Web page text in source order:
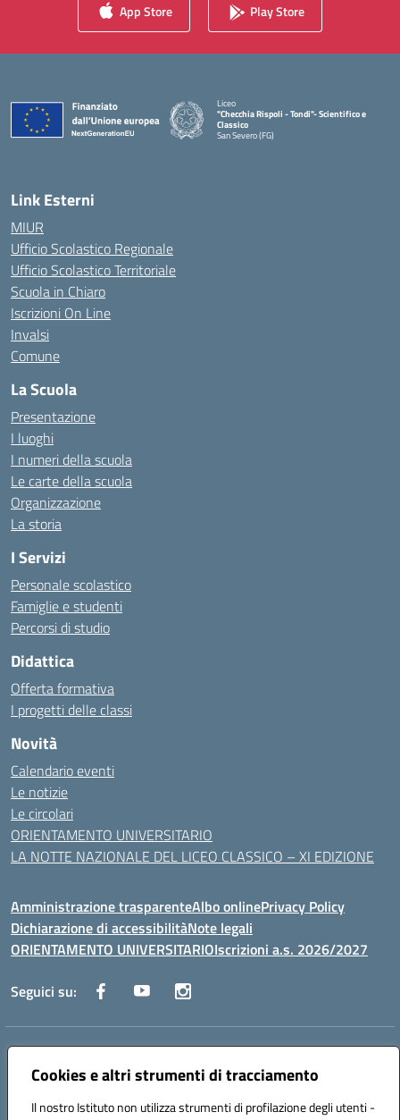
Cookies e altri strumenti di tracciamento
Il nostro Istituto non utilizza strumenti di profilazione degli utenti -
App Store Play Store
Liceo
"Checchia Rispoli - Tondi"- Scientifico e
Classico
San Severo (FG)
Link Esterni
MIUR
Ufficio Scolastico Regionale
Ufficio Scolastico Territoriale
Scuola in Chiaro
Iscrizioni On Line
Invalsi
Comune
La Scuola
Presentazione
I luoghi
I numeri della scuola
Le carte della scuola
Organizzazione
La storia
I Servizi
Personale scolastico
Famiglie e studenti
Percorsi di studio
Didattica
Offerta formativa
I progetti delle classi
Novità
Calendario eventi
Le notizie
Le circolari
ORIENTAMENTO UNIVERSITARIO
LA NOTTE NAZIONALE DEL LICEO CLASSICO – XI EDIZIONE
Amministrazione trasparenteAlbo onlinePrivacy Policy
Dichiarazione di accessibilitàNote legali
ORIENTAMENTO UNIVERSITARIOIscrizioni a.s. 2026/2027
Seguici su:
Indirizzo:
Centralino:0882 331218 Email:fgps210002@istruzione.it